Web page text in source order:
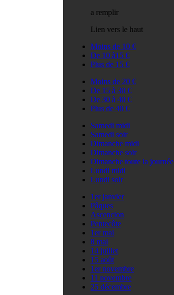
a remplir
Lien vers le haut
Moins de 10 €
De 10 à15 €
Plus de 15 €
Moins de 20 €
De 15 à 30 €
De 30 à 40 €
Plus de 40 €
Samedi midi
Samedi soir
Dimanche midi
Dimanche soir
Dimanche toute la journée
Lundi midi
Lundi soir
1er janvier
Pâques
Ascencion
Pentecôte
1er mai
8 mai
14 juillet
15 août
1er novembre
11 novembre
25 décembre